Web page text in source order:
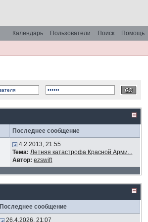
Помощь
Поиск
Пользователи
Календарь
Последнее сообщение
4.2.2013, 21:55
Тема: Летняя катастрофа Красной Арми...
Автор: ezswift
Последнее сообщение
26.4.2026, 21:07